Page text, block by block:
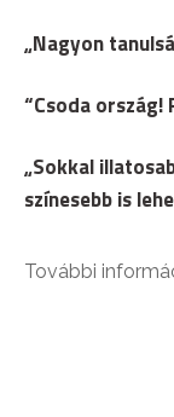
„Nagyon
“Csoda ország!
„Sokkal
színesebb is
További